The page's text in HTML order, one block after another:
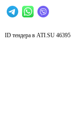
ID тендера в ATI.SU 46395